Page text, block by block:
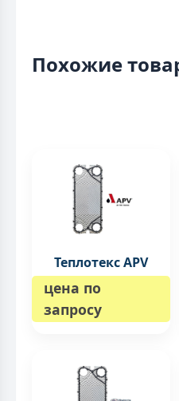
Похожие
Теплотекс APV
цена по
запросу